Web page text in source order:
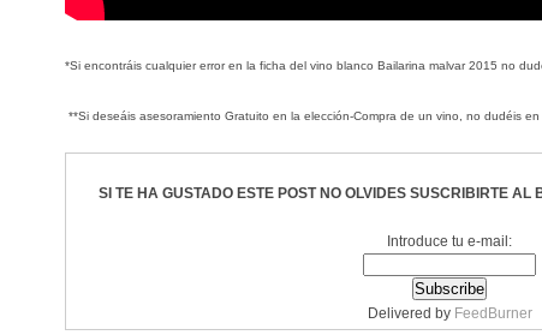
*Si encontráis cualquier error en la ficha del vino blanco Bailarina malvar 2015 no
**Si deseáis asesoramiento Gratuito en la elección-Compra de un vino, no dudéis en
SI TE HA GUSTADO ESTE POST NO OLVIDES SUSCRIBIRTE AL
Introduce tu e-mail:
Delivered by FeedBurner